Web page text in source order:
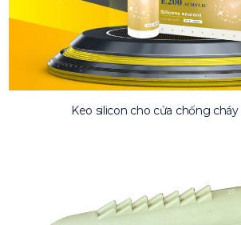
Keo silicon cho cửa chống